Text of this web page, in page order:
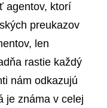
agentov, ktorí
preukazov
len
rastie každý
nám odkazujú
je známa v celej